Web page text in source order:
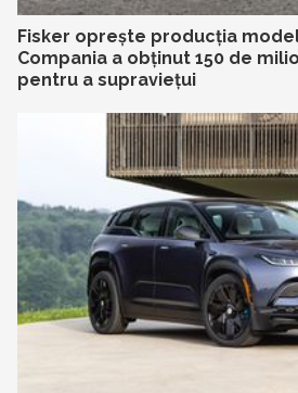
Fisker oprește producția
Compania a obținut 150 de
pentru a supraviețui